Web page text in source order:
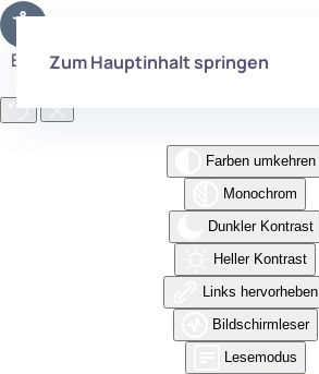
Eingabehilfen öffnen
Farben umkehren
Monochrom
Dunkler Kontrast
Heller Kontrast
Links hervorheben
Bildschirmleser
Lesemodus
Zum Hauptinhalt springen